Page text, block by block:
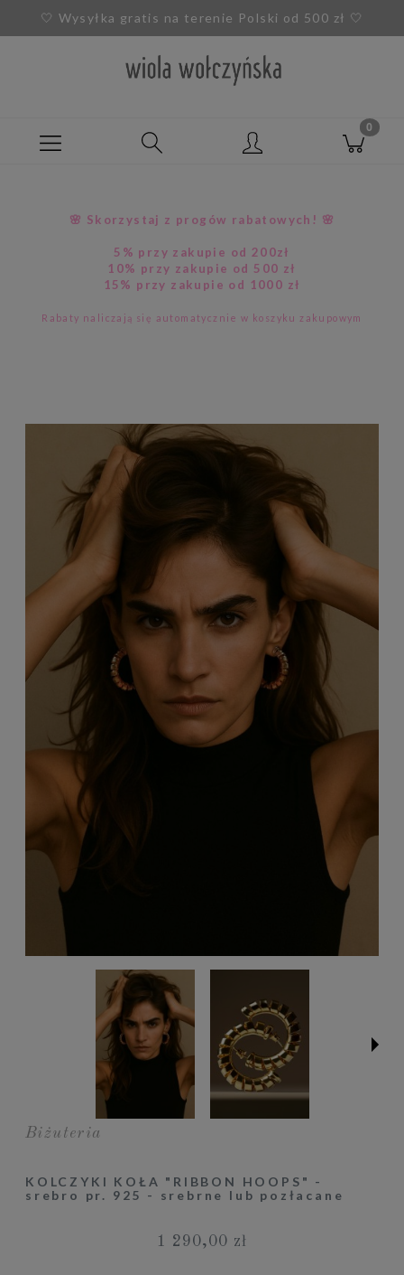
🤍 Wysyłka gratis na terenie Polski od 500 zł 🤍
🌸 Skorzystaj z progów rabatowych! 🌸
5% przy zakupie od 200zł
10% przy zakupie od 500 zł
15% przy zakupie od 1000 zł
Rabaty naliczają się automatycznie w koszyku zakupowym
Biżuteria
KOLCZYKI KOŁA "RIBBON HOOPS" -
srebro pr. 925 - srebrne lub pozłacane
1 290,00 zł